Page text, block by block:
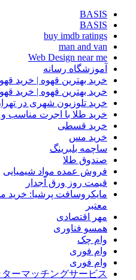
BASIS
BASIS
buy imdb ratings
man and van
Web Design near me
آموزشگاه رسانه
خرید بهترین قهوه | خرید
خرید بهترین قهوه | خرید
خرید تلوزیون شهری در
خرید طلا با اجرت مناسب و
خرید قسطی
خرید مس
ساچمه بلبرینگ
صندوق طلا
فروش عمده مواد شیمیایی
قیمت روز ورق آجدار
مایکروسافت پرشیا: خرید
معتبر
مهر اقتصادی
همسو فناوری
وام چک
وام فوری
وام فوری
ーマッチングサービス